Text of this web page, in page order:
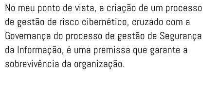
No meu ponto de vista, a criação de um processo
de gestão de risco cibernético, cruzado com a
Governança do processo de gestão de Segurança
da Informação, é uma premissa que garante a
sobrevivência da organização.